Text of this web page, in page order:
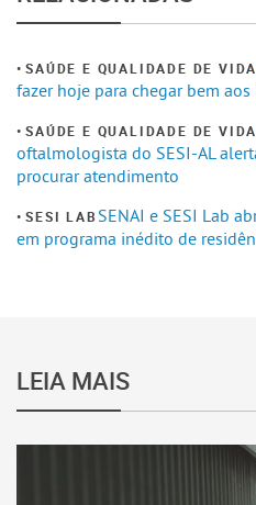
SAÚDE E QUALIDADE DE VIDA
fazer hoje para chegar bem aos
SAÚDE E QUALIDADE DE VIDA
oftalmologista do SESI-AL
procurar atendimento
SESI LAB SENAI e SESI Lab
em programa inédito de
LEIA MAIS